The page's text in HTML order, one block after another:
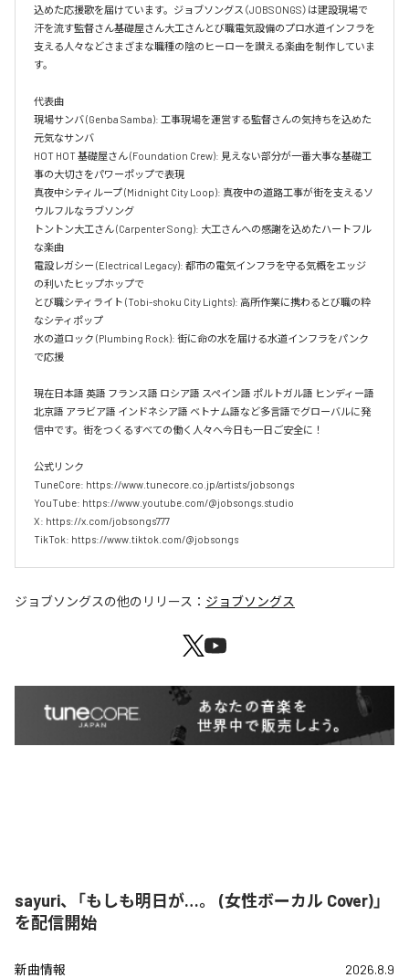
込めた応援歌を届けています。ジョブソングス（JOBSONGS）は建設現場で
汗を流す監督さん基礎屋さん大工さんとび職電気設備のプロ水道インフラを
支える人々などさまざまな職種の陰のヒーローを讃える楽曲を制作していま
す。
代表曲
現場サンバ (Genba Samba): 工事現場を運営する監督さんの気持ちを込めた
元気なサンバ
HOT HOT 基礎屋さん (Foundation Crew): 見えない部分が一番大事な基礎工
事の大切さをパワーポップで表現
真夜中シティループ (Midnight City Loop): 真夜中の道路工事が街を支えるソ
ウルフルなラブソング
トントン大工さん (Carpenter Song): 大工さんへの感謝を込めたハートフル
な楽曲
電設レガシー (Electrical Legacy): 都市の電気インフラを守る気概をエッジ
の利いたヒップホップで
とび職シティライト (Tobi-shoku City Lights): 高所作業に携わるとび職の粋
なシティポップ
水の道ロック (Plumbing Rock): 街に命の水を届ける水道インフラをパンク
で応援
現在日本語 英語 フランス語 ロシア語 スペイン語 ポルトガル語 ヒンディー語
北京語 アラビア語 インドネシア語 ベトナム語など多言語でグローバルに発
信中です。街をつくるすべての働く人々へ今日も一日ご安全に！
公式リンク
TuneCore: https://www.tunecore.co.jp/artists/jobsongs
YouTube: https://www.youtube.com/@jobsongs.studio
X: https://x.com/jobsongs777
TikTok: https://www.tiktok.com/@jobsongs
ジョブソングスの他のリリース： ジョブソングス
sayuri、「もしも明日が…。 (女性ボーカル Cover)」
を配信開始
新曲情報 2026.8.9